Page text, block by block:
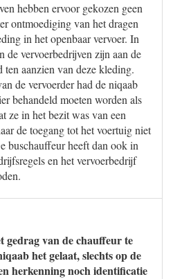
hebben ervoor gekozen geen
ontmoediging van het dragen
in het openbaar vervoer. In
de vervoerbedrijven zijn aan de
ten aanzien van deze kleding.
de vervoerder had de niqaab
behandeld moeten worden als
ze in het bezit was van een
de toegang tot het voertuig niet
buschauffeur heeft dan ook in
en het vervoerbedrijf
gedrag van de chauffeur te
het gelaat, slechts op de
herkenning noch identificatie